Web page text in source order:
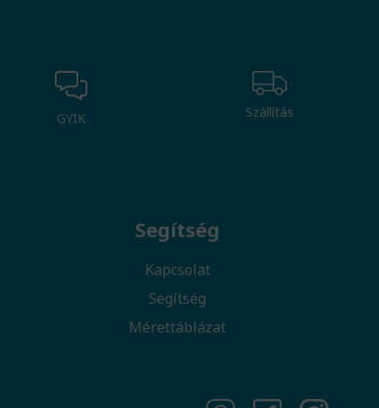
GYIK Szállítás
Segítség
Kapcsolat
Segítség
Mérettáblázat